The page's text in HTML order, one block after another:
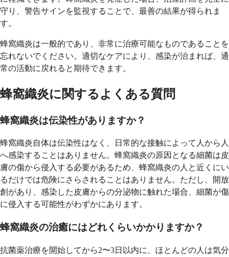
守り、警告サインを監視することで、最善の結果が得られま
す。
蜂窩織炎は一般的であり、非常に治療可能なものであることを
忘れないでください。適切なケアにより、感染が治まれば、通
常の活動に戻れると期待できます。
蜂窩織炎に関するよくある質問
蜂窩織炎は伝染性がありますか？
蜂窩織炎自体は伝染性はなく、日常的な接触によって人から人
へ感染することはありません。蜂窩織炎の原因となる細菌は皮
膚の傷から侵入する必要があるため、蜂窩織炎の人と近くにい
るだけでは危険にさらされることはありません。ただし、開放
創があり、感染した皮膚からの分泌物に触れた場合、細菌が傷
に侵入する可能性がわずかにあります。
蜂窩織炎の治癒にはどれくらいかかりますか？
抗菌薬治療を開始してから2〜3日以内に、ほとんどの人は気分